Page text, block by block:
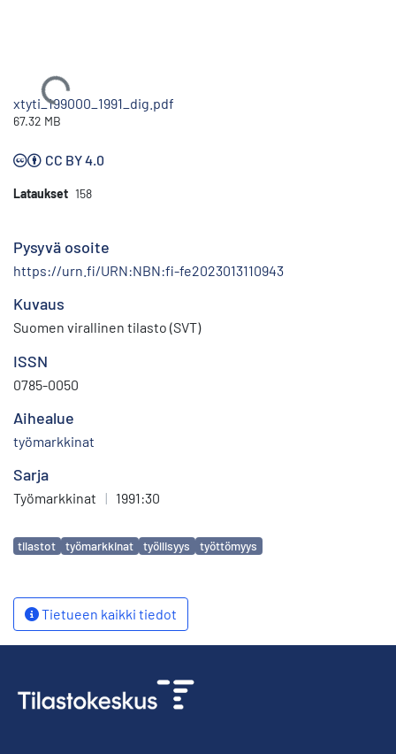
Ladataan...
xtyti_199000_1991_dig.pdf
67.32 MB
CC BY 4.0
Lataukset 158
Pysyvä osoite
https://urn.fi/URN:NBN:fi-fe2023013110943
Kuvaus
Suomen virallinen tilasto (SVT)
ISSN
0785-0050
Aihealue
työmarkkinat
Sarja
Työmarkkinat | 1991:30
Avainsanat
tilastot työmarkkinat työllisyys työttömyys
Tietueen kaikki tiedot